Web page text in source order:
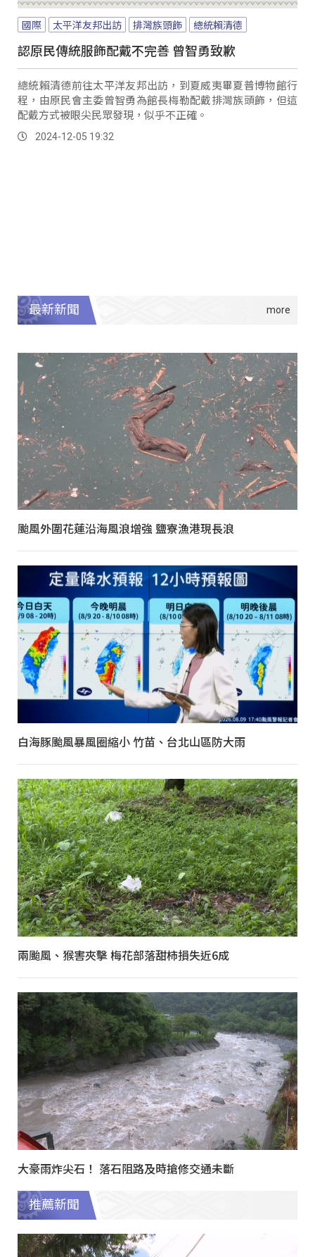
國際 太平洋友邦出訪 排灣族頭飾 總統賴清德
認原民傳統服飾配戴不完善 曾智勇致歉
總統賴清德前往太平洋友邦出訪，到夏威夷畢夏普博物館行
程，由原民會主委曾智勇為館長梅勒配戴排灣族頭飾，但這
配戴方式被眼尖民眾發現，似乎不正確。
2024-12-05 19:32
最新新聞
颱風外圍花蓮沿海風浪增強 鹽寮漁港現長浪
白海豚颱風暴風圈縮小 竹苗、台北山區防大雨
兩颱風、猴害夾擊 梅花部落甜柿損失近6成
大豪雨炸尖石！ 落石阻路及時搶修交通未斷
推薦新聞